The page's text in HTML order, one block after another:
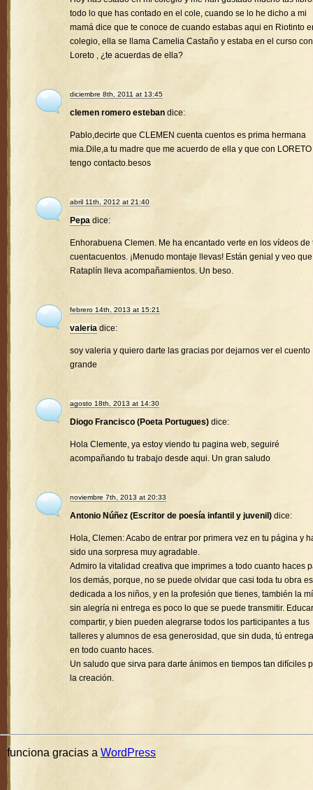
todo lo que has contado en el cole, cuando se lo he dicho a mi
mamá dice que te conoce de cuando estabas aqui en Riotinto
colegio, ella se llama Camelia Castaño y estaba en el curso con
Loreto , ¿te acuerdas de ella?
diciembre 8th, 2011 at 13:45
clemen romero esteban dice:
Pablo,decirte que CLEMEN cuenta cuentos es prima hermana
mia.Dile,a tu madre que me acuerdo de ella y que con LORETO
tengo contacto.besos
abril 11th, 2012 at 21:40
Pepa dice:
Enhorabuena Clemen. Me ha encantado verte en los vídeos de
cuentacuentos. ¡Menudo montaje llevas! Están genial y veo que
Rataplín lleva acompañamientos. Un beso.
febrero 14th, 2013 at 15:21
valeria dice:
soy valeria y quiero darte las gracias por dejarnos ver el cuento
grande
agosto 18th, 2013 at 14:30
Diogo Francisco (Poeta Portugues) dice:
Hola Clemente, ya estoy viendo tu pagina web, seguiré
acompañando tu trabajo desde aqui. Un gran saludo
noviembre 7th, 2013 at 20:33
Antonio Núñez (Escritor de poesía infantil y juvenil) dice:
Hola, Clemen: Acabo de entrar por primera vez en tu página y
sido una sorpresa muy agradable.
Admiro la vitalidad creativa que imprimes a todo cuanto haces
los demás, porque, no se puede olvidar que casi toda tu obra
dedicada a los niños, y en la profesión que tienes, también la
sin alegría ni entrega es poco lo que se puede transmitir.
compartir, y bien pueden alegrarse todos los participantes a tus
talleres y alumnos de esa generosidad, que sin duda, tú
en todo cuanto haces.
Un saludo que sirva para darte ánimos en tiempos tan difíciles
la creación.
funciona gracias a WordPress